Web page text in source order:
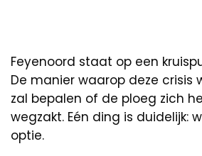
Feyenoord staat op een
De manier waarop deze crisis
zal bepalen of de ploeg zich
wegzakt. Eén ding is duidelijk:
optie.